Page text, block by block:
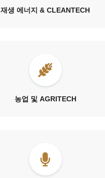
재생 에너지 & CLEANTECH
농업 및 AGRITECH